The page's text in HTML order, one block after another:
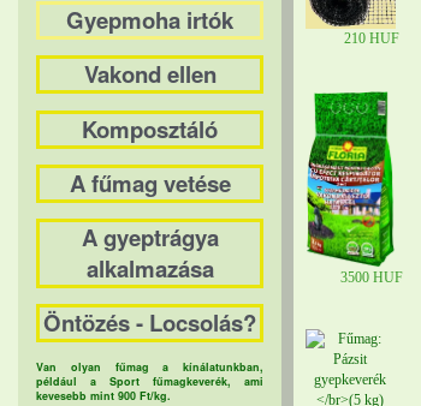
Gyepmoha irtók
Vakond ellen
Komposztáló
A fűmag vetése
A gyeptrágya
alkalmazása
Öntözés - Locsolás?
Van olyan fűmag a kínálatunkban,
például a Sport fűmagkeverék, ami
kevesebb mint 900 Ft/kg.
210 HUF
3500 HUF